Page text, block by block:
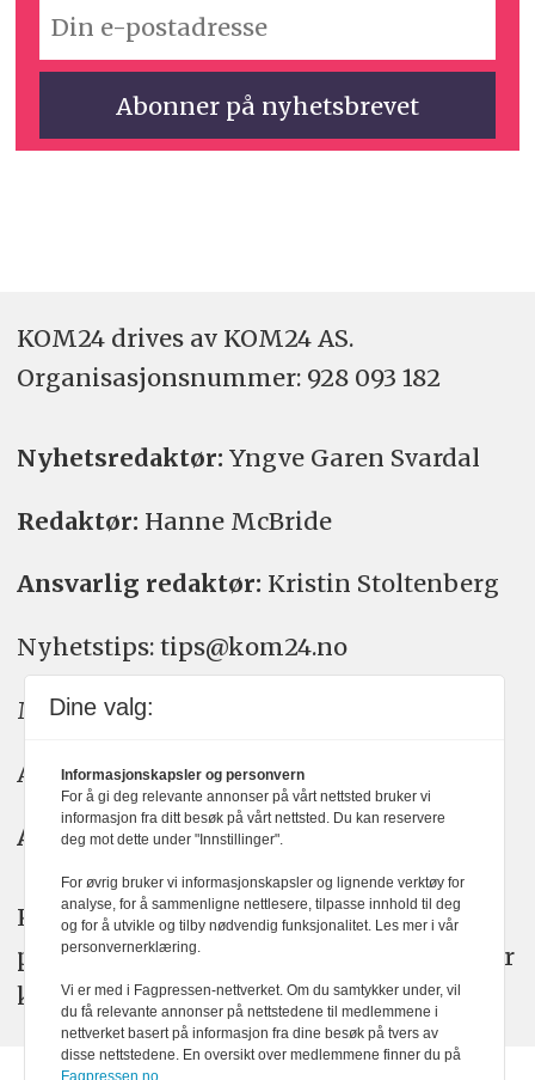
KOM24 drives av KOM24 AS.
Organisasjons­nummer: 928 093 182
Nyhetsredaktør: Yngve Garen Svardal
Redaktør: Hanne McBride
Ansvarlig redaktør: Kristin Stoltenberg
Nyhetstips: tips@kom24.no
Meninger: meninger@kom24.no
Annonse: annonse@watchmedia.no
Abonnement:kom24@watchmedia.no
KOM24 arbeider etter Vær Varsom-
plakatens regler for god presseskikk. Her
kan du lese mer omPFUsarbeid.
Dine valg:
Informasjonskapsler og personvern
For å gi deg relevante annonser på vårt nettsted bruker vi
informasjon fra ditt besøk på vårt nettsted. Du kan reservere
deg mot dette under "Innstillinger".
For øvrig bruker vi informasjonskapsler og lignende verktøy for
analyse, for å sammenligne nettlesere, tilpasse innhold til deg
og for å utvikle og tilby nødvendig funksjonalitet. Les mer i vår
personvernerklæring.
Vi er med i Fagpressen-nettverket. Om du samtykker under, vil
du få relevante annonser på nettstedene til medlemmene i
nettverket basert på informasjon fra dine besøk på tvers av
disse nettstedene. En oversikt over medlemmene finner du på
Fagpressen.no.